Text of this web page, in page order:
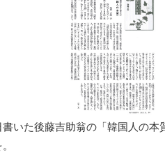
いた後藤吉助翁の「韓国人の本